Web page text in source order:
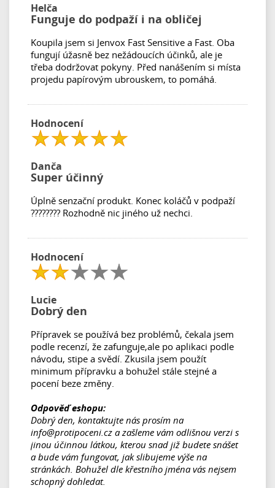
Helča
Funguje do podpaží i na obličej
Koupila jsem si Jenvox Fast Sensitive a Fast. Oba
fungují úžasně bez nežádoucích účinků, ale je
třeba dodržovat pokyny. Před nanášením si místa
projedu papírovým ubrouskem, to pomáhá.
Hodnocení
Danča
Super účinný
Úplně senzační produkt. Konec koláčů v podpaží
???????? Rozhodně nic jiného už nechci.
Hodnocení
Lucie
Dobrý den
Přípravek se používá bez problémů, čekala jsem
podle recenzí, že zafunguje,ale po aplikaci podle
návodu, stipe a svědí. Zkusila jsem použít
minimum přípravku a bohužel stále stejné a
pocení beze změny.
Odpověď eshopu:
Dobrý den, kontaktujte nás prosím na
info@protipoceni.cz a zašleme vám odlišnou verzi s
jinou účinnou látkou, kterou snad již budete snášet
a bude vám fungovat, jak slibujeme výše na
stránkách. Bohužel dle křestního jména vás nejsem
schopný dohledat.